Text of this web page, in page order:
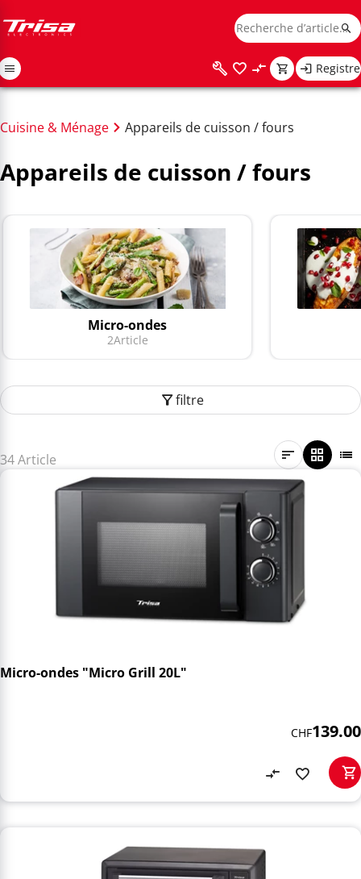
Registre
Cuisine & Ménage Appareils de cuisson / fours
Appareils de cuisson / fours
Micro-ondes
2Article
filtre
34 Article
Micro-ondes "Micro Grill 20L"
CHF139.00